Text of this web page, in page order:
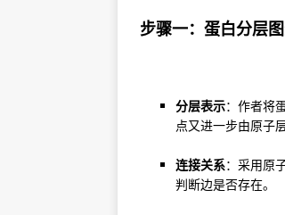
步骤一：蛋白分层
分层表示：作者将
点又进一步由原子
连接关系：采用原
判断边是否存在。